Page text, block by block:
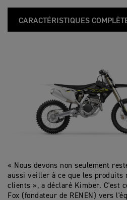
CARACTÉRISTIQUES
« Nous devons non seulement
aussi veiller à ce que les produits
clients », a déclaré Kimber. C'est
Fox (fondateur de RENEN) vers